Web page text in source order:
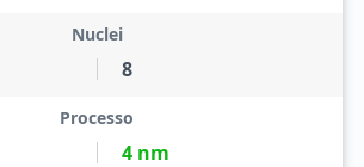
Nuclei
8
Processo
4 nm